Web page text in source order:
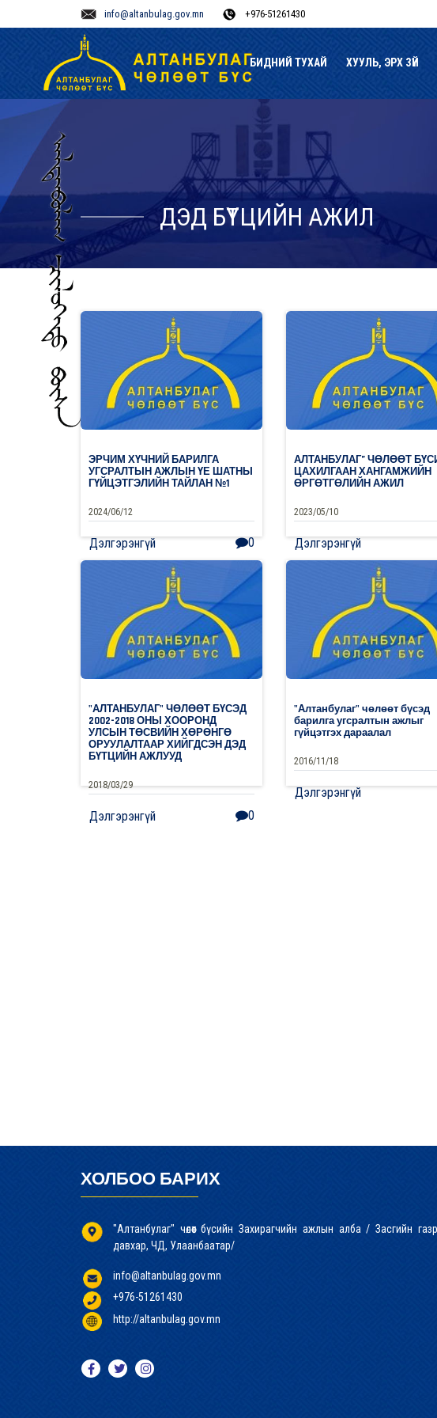
info@altanbulag.gov.mn +976-51261430
БИДНИЙ ТУХАЙ ХУУЛЬ, ЭРХ ЗҮЙ
ДЭД БҮТЦИЙН АЖИЛ
ЭРЧИМ ХҮЧНИЙ БАРИЛГА
УГСРАЛТЫН АЖЛЫН ҮЕ ШАТНЫ
ГҮЙЦЭТГЭЛИЙН ТАЙЛАН №1
2024/06/12
Дэлгэрэнгүй 0
АЛТАНБУЛАГ” ЧӨЛӨӨТ
ЦАХИЛГААН ХАНГАМЖИЙН
ӨРГӨТГӨЛИЙН АЖИЛ
2023/05/10
Дэлгэрэнгүй
"АЛТАНБУЛАГ" ЧӨЛӨӨТ БҮСЭД
2002-2018 ОНЫ ХООРОНД
УЛСЫН ТӨСВИЙН ХӨРӨНГӨ
ОРУУЛАЛТААР ХИЙГДСЭН ДЭД
БҮТЦИЙН АЖЛУУД
2018/03/29
Дэлгэрэнгүй 0
"Алтанбулаг" чөлөөт бүсэд
барилга угсралтын ажлыг
гүйцэтгэх дараалал
2016/11/18
Дэлгэрэнгүй
ХОЛБОО БАРИХ
"Алтанбулаг" чөлөөт бүсийн Захирагчийн ажлын алба / Засгийн
давхар, ЧД, Улаанбаатар/
info@altanbulag.gov.mn
+976-51261430
http://altanbulag.gov.mn